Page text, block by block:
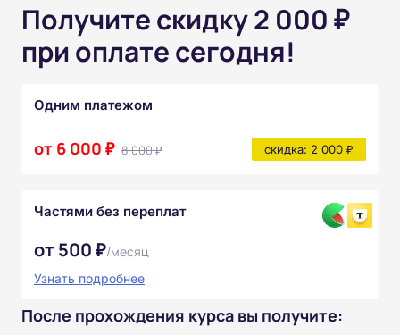
Получите скидку 2 000 ₽
при оплате сегодня!
Одним платежом
от 6 000 ₽ 8 000 ₽ скидка: 2 000 ₽
Частями без переплат
от 500 ₽/месяц
Узнать подробнее
После прохождения курса вы получите: